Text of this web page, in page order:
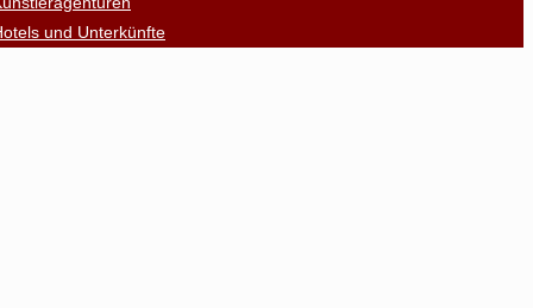
und Unterkünfte